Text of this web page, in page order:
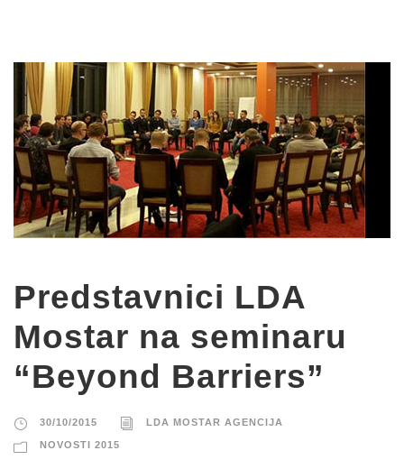
Predstavnici LDA
Mostar na seminaru
“Beyond Barriers”
30/10/2015 LDA MOSTAR AGENCIJA
NOVOSTI 2015